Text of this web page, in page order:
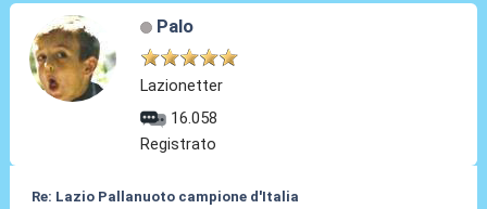
Palo
Lazionetter
16.058
Registrato
Re: Lazio Pallanuoto campione d'Italia